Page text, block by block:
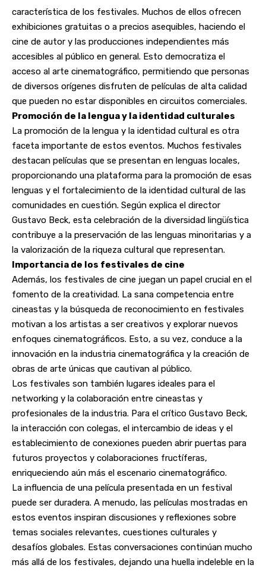
característica de los festivales. Muchos de ellos ofrecen
exhibiciones gratuitas o a precios asequibles, haciendo el
cine de autor y las producciones independientes más
accesibles al público en general. Esto democratiza el
acceso al arte cinematográfico, permitiendo que personas
de diversos orígenes disfruten de películas de alta calidad
que pueden no estar disponibles en circuitos comerciales.
Promoción de la lengua y la identidad culturales
La promoción de la lengua y la identidad cultural es otra
faceta importante de estos eventos. Muchos festivales
destacan películas que se presentan en lenguas locales,
proporcionando una plataforma para la promoción de esas
lenguas y el fortalecimiento de la identidad cultural de las
comunidades en cuestión. Según explica el director
Gustavo Beck, esta celebración de la diversidad lingüística
contribuye a la preservación de las lenguas minoritarias y a
la valorización de la riqueza cultural que representan.
Importancia de los festivales de cine
Además, los festivales de cine juegan un papel crucial en el
fomento de la creatividad. La sana competencia entre
cineastas y la búsqueda de reconocimiento en festivales
motivan a los artistas a ser creativos y explorar nuevos
enfoques cinematográficos. Esto, a su vez, conduce a la
innovación en la industria cinematográfica y la creación de
obras de arte únicas que cautivan al público.
Los festivales son también lugares ideales para el
networking y la colaboración entre cineastas y
profesionales de la industria. Para el crítico Gustavo Beck,
la interacción con colegas, el intercambio de ideas y el
establecimiento de conexiones pueden abrir puertas para
futuros proyectos y colaboraciones fructíferas,
enriqueciendo aún más el escenario cinematográfico.
La influencia de una película presentada en un festival
puede ser duradera. A menudo, las películas mostradas en
estos eventos inspiran discusiones y reflexiones sobre
temas sociales relevantes, cuestiones culturales y
desafíos globales. Estas conversaciones continúan mucho
más allá de los festivales, dejando una huella indeleble en la